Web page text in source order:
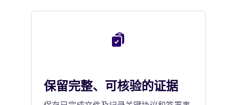
保留完整、可核验的证据